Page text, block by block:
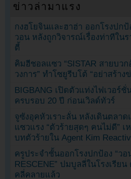
ข่าวล่ามาแรง
กงฮโยจินและฮาฮ่า ออกโรงปก
วอน หลังถูกวิจารณ์เรื่องท่าทีในร
ตี้
คิมฮีชอลแซว “SISTAR สายบว
วงการ” ทำโซยูรีบโต้ “อย่าสร้าง
BIGBANG เปิดตัวแท่งไฟเวอร์ชั่
ครบรอบ 20 ปี ก่อนเวิลด์ทัวร์
จูซังอุคหัวเราะลั่น หลังเดินตลาด
แซวแรง “ตัวร้ายสุดๆ คนไม่ดี” เ
บทตัวร้ายใน Agent Kim
ครูประจำชั้นออกโรงปกป้อง “วอ
RESCENE” ปมบูลลี่ในโรงเรียน
คลี่คลายแล้ว